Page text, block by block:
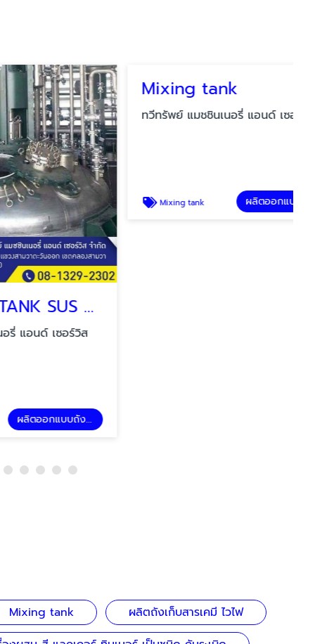
REACTOR TANK SUS 316 L.
ซอร์วิส
ผลิตออกแบบถังอุตสาหกรรม
Mixing tank
ทวีทรัพย์ แมชชินเนอรี่ แอนด์ เซอร์วิส
Mixing tank ผลิตออกแบบถังอุตสาหกรรม
Mixing tank
ผลิตถังเก็บสารเคมี ไวไฟ